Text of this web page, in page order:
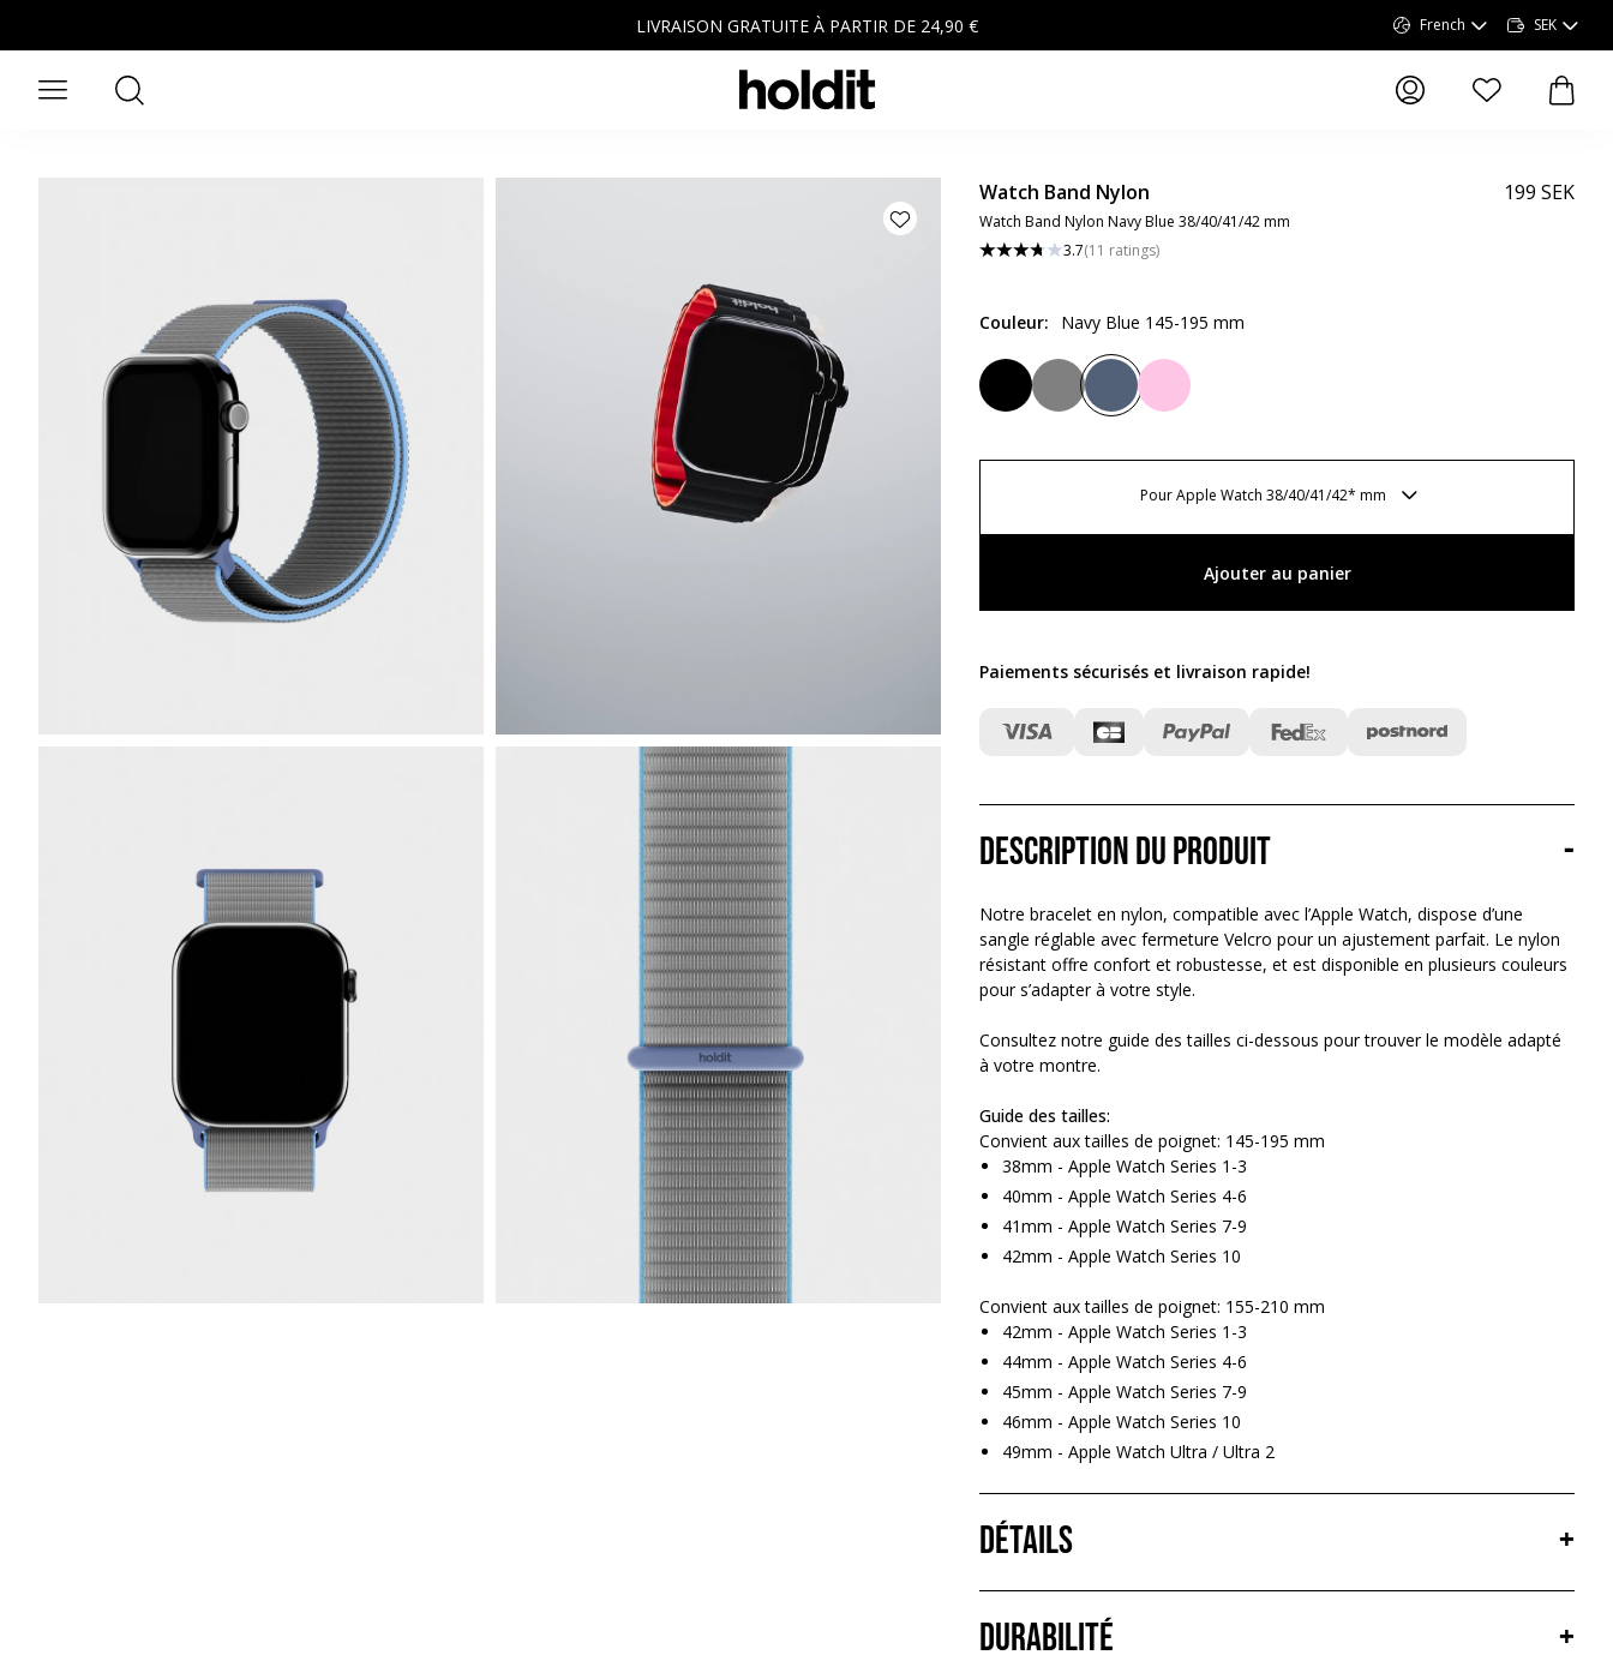
LIVRAISON GRATUITE À PARTIR DE 24,90 € French SEK
Ouvrir le menuRechercher
articles dans la
Watch Band Nylon
Watch Band Nylon Navy Blue 38/40/41/42 mm
3.7(11 ratings)
199 SEK
Couleur: Navy Blue 145-195 mm
Pour Apple Watch 38/40/41/42* mm
Ajouter au panier
Paiements sécurisés et livraison rapide!
Description du produit -
Notre bracelet en nylon, compatible avec l’Apple Watch, dispose d’une
sangle réglable avec fermeture Velcro pour un ajustement parfait. Le nylon
résistant offre confort et robustesse, et est disponible en plusieurs couleurs
pour s’adapter à votre style.
Consultez notre guide des tailles ci-dessous pour trouver le modèle adapté
à votre montre.
Guide des tailles:
Convient aux tailles de poignet: 145-195 mm
38mm - Apple Watch Series 1-3
40mm - Apple Watch Series 4-6
41mm - Apple Watch Series 7-9
42mm - Apple Watch Series 10
Convient aux tailles de poignet: 155-210 mm
42mm - Apple Watch Series 1-3
44mm - Apple Watch Series 4-6
45mm - Apple Watch Series 7-9
46mm - Apple Watch Series 10
49mm - Apple Watch Ultra / Ultra 2
Détails +
Durabilité
+